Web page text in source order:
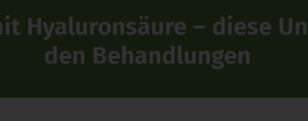
Hyaluronsäure – diese
den Behandlungen